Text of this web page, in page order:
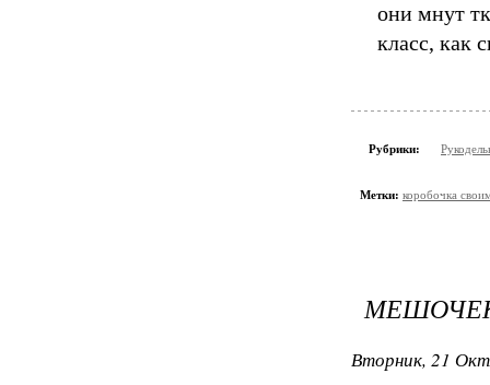
они мнут
класс, как
Рубрики:
Метки: коробочка
Вторник, 21